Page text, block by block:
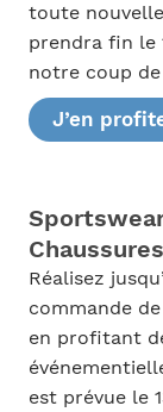
toute
prendra fin le
notre coup
J’en
Réalisez
commande
en profitant
est prévue le